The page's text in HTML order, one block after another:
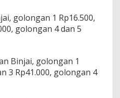
golongan 1 Rp16.500,
golongan 4 dan 5
Binjai, golongan 1
3 Rp41.000, golongan 4